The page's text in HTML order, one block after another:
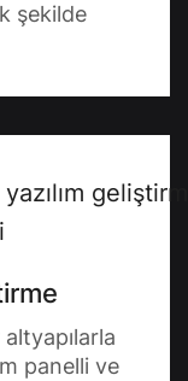
şekilde
panelli ve